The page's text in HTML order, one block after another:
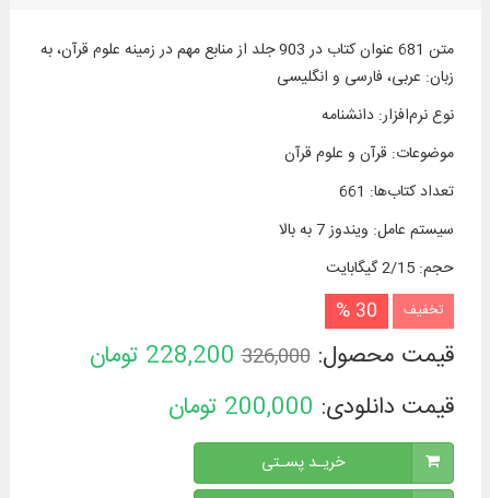
متن 681 عنوان کتاب در 903 جلد از منابع مهم در زمينه علوم قرآن، به
زبان: عربی، فارسی و انگلیسی
نوع نرم‌افزار:دانشنامه
موضوعات: قرآن و علوم قرآن
تعداد کتاب‌ها:
661
سیستم عامل: ویندوز 7 به بالا
حجم:2/15 گیگابایت
تخفیف 30 %
قیمت محصول:326,000
228,200 تومان
قیمت دانلودی: 200,000 تومان
خریـد پسـتی